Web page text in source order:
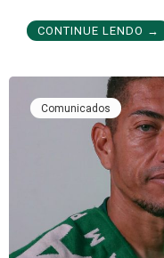
CONTINUE LENDO →
Comunicados